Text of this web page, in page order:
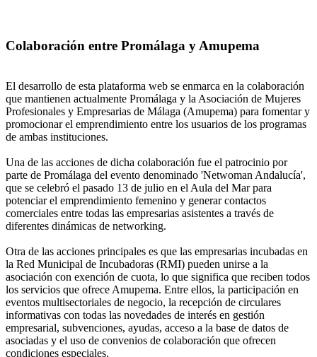
Colaboración entre Promálaga y Amupema
El desarrollo de esta plataforma web se enmarca en la colaboración
que mantienen actualmente Promálaga y la Asociación de Mujeres
Profesionales y Empresarias de Málaga (Amupema) para fomentar y
promocionar el emprendimiento entre los usuarios de los programas
de ambas instituciones.
Una de las acciones de dicha colaboración fue el patrocinio por
parte de Promálaga del evento denominado 'Netwoman Andalucía',
que se celebró el pasado 13 de julio en el Aula del Mar para
potenciar el emprendimiento femenino y generar contactos
comerciales entre todas las empresarias asistentes a través de
diferentes dinámicas de networking.
Otra de las acciones principales es que las empresarias incubadas en
la Red Municipal de Incubadoras (RMI) pueden unirse a la
asociación con exención de cuota, lo que significa que reciben todos
los servicios que ofrece Amupema. Entre ellos, la participación en
eventos multisectoriales de negocio, la recepción de circulares
informativas con todas las novedades de interés en gestión
empresarial, subvenciones, ayudas, acceso a la base de datos de
asociadas y el uso de convenios de colaboración que ofrecen
condiciones especiales.